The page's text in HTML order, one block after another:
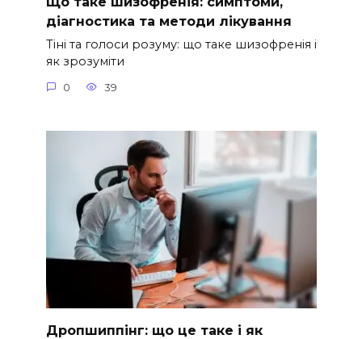
діагностика та методи лікування
Тіні та голоси розуму: що таке шизофренія і
як зрозуміти
0 39
Дропшиппінг: що це таке і як